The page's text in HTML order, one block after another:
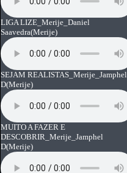
LIGA LIZE_Merije_Daniel
Saavedra(Merije)
SEJAM REALISTAS_Merije_Jamphel
D(Merije)
MUITO A FAZER E
DESCOBRIR_Merije_Jamphel
D(Merije)